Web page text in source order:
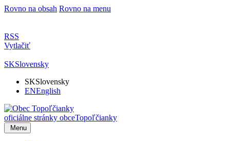
Rovno na obsah Rovno na menu
RSS
Vytlačiť
SKSlovensky
SKSlovensky
ENEnglish
oficiálne stránky obceTopoľčianky
Menu